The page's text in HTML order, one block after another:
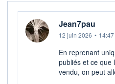
09h59
OUVERTURE
Jean7pau
12 juin 2026 • 14:47
En reprenant
publiés et ce que
vendu, on peut